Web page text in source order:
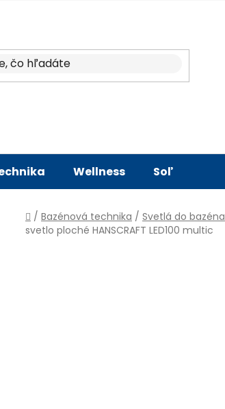
Wellness Soľ
Domov
/ Bazénová technika / Svetlá do bazéna
svetlo ploché HANSCRAFT LED100 multic